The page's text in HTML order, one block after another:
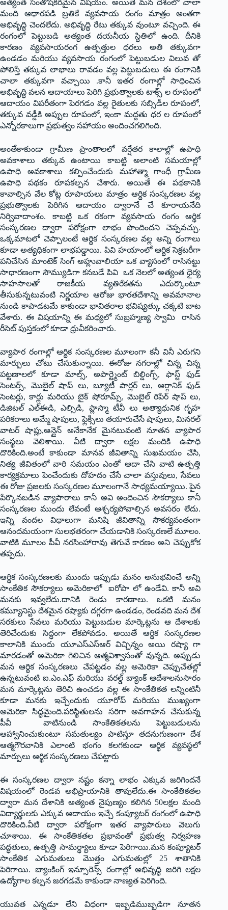
అత్యంత సంతోషకరమైన విషయం. అయితే మన దేశంలో చాలా
మంది ఆధార‌పడి బ్రతికే వ్యవసాయ రంగం మాత్రం అంతగా
అభివృద్ధి చెందలేదు. అభివృద్ధి రేటు తక్కువ వుంటూ వచ్చింది. ఈ
రంగంలో పెట్టుబడి అత్యంత దయనీయ స్థితిలో ఉంది. దీనికి
కారణం వ్యవసాయరంగ ఉత్పత్తుల ధరలు అతి తక్కువగా
ఉండడం మరియు వ్యవసాయ రంగంలో పెట్టుబడుల విలువ తో
పోలిస్తే తక్కువ లాభాలు రావడం వల్ల పెట్టుబడులు ఈ రంగానికి
చాలా తక్కువగా వచ్చాయి .కానీ ఇతర రంగాల్లో సాధించిన
అభివృద్ధి వలన ఆదాయాలు పెరిగి ప్రభుత్వాలకు టాక్స్ ల రూపంలో
ఆదాయం విపరీతంగా పెరగడం వల్ల రైతులకు సబ్సిడీల రూపంలో,
తక్కువ వడ్డీకి అప్పుల రూపంలో, ఇంకా మద్దతు ధర ల రూపంలో
ఎన్నోరకాలుగా ప్ర‌భుత్వం స‌హాయం అందించ‌గ‌లిగింది.
అంతేకాకుండా గ్రామీణ ప్రాంతాలలో వర్షేతర కాలాల్లో ఉపాధి
అవకాశాలు తక్కువ ఉంటాయి కాబట్టి అలాంటి సమయాల్లో
ఉపాధి అవకాశాలు కల్పించేందుకు మహాత్మా గాంధీ గ్రామీణ
ఉపాధి పథకం రూపకల్పన చేశారు. అయితే ఈ పథకానికి
కావాల్సిన వేల కోట్ల రూపాయలు మాత్రం ఆర్థిక సంస్కరణల వల్ల
ప్రభుత్వాలకు పెరిగిన ఆదాయం ద్వారానే చే కూరాయ‌నేది
నిర్వివాదాంశం. కాబట్టి ఒక రకంగా వ్యవసాయ రంగం ఆర్థిక
సంస్కరణల ద్వారా పరోక్షంగా లాభం పొందిందని చెప్పవచ్చు.
ఒక్కమాటలో చెప్పాలంటే ఆర్థిక సంస్కరణల వల్ల అన్ని రంగాలు
కూడా అత్యధికంగా లాభపడ్డాయి. పివి హయాంలో ఆర్థిక సెక్రటరీగా
పనిచేసిన మాంటెక్ సింగ్ అహ్లువాలియా ఒక వ్యాసంలో రాసినట్టు
సాధారణంగా సౌమ్యుడిగా కనబడే పివి ఒక నెలలో అత్యంత ధైర్య
సాహసాలతో రాజకీయ వ్యతిరేకతను ఎదుర్కొంటూ
తీసుకున్నటువంటి నిర్ణయాల ఆరోజు భారతదేశాన్ని అవమానాల
నుండి కాపాడటమే కాకుండా భావితరాల భవిష్యత్కు చక్కటి బాట
వేశారు. ఈ విషయాన్ని ఈ మధ్యలో సుబ్రహ్మణ్య స్వామి రాసిన
రీసెట్ పుస్తకంలో కూడా ధ్రువీకరించారు.
వ్యాపార రంగాల్లో ఆర్థిక సంస్కరణల మూలంగా కనీ వినీ ఎరుగని
మార్పులు చోటు చేసుకున్నాయి. ఈరోజు నగరాల్లో చిన్న చిన్న
పట్టణాలలో కూడా మాల్స్, అపార్ట్మెంట్ బిల్డింగ్స్, ఫాస్ట్ ఫుడ్
సెంటర్స్, మొబైల్ షాప్ లు, బ్యూటీ పార్లర్ లు, ఆర్గానిక్ ఫుడ్
సెంటర్లు, కార్లు మరియు బైక్ షోరూమ్స్, మొబైల్ రిపేర్ షాప్ లు,
డిజిటల్ ఎల్ఈడి, ఎల్సిడి, ప్లాస్మా టీవీ లు అత్యాధునిక గృహ
పరికరాలు అమ్మే షాపులు, ఫ్లెక్సీలు తయారుచేసే షాపులు, మినరల్
వాటర్ షాప్లు,ఆన్లైన్ అనేకానేక మైనటువంటి నూతన వ్యాపార
సంస్థలు వెలిశాయి. వీటి ద్వారా లక్షల మందికి ఉపాధి
దొరికింది.అంటే కాకుండా మానవ జీవితాన్ని సుఖమయం చేసి,
నిత్య జీవితంలో వారి సమయం ఎంతో ఆదా చేసి వాటి ఉత్పత్తి
కార్యక్రమాలు పెంచేందుకు దోహదం చేసే చాలా వస్తువులు, సేవలు
ఈ రోజు ప్రజలకు సంస్కరణల మూలంగానే సాధ్య‌మయ్యాయి. పైన
పేర్కొనబడిన వ్యాపారాలు కానీ అవి అందించిన సౌకర్యాలు కానీ
సంస్కరణల ముందు లేవంటే ఆశ్చర్యపోవాల్సిన అవసరం లేదు.
ఇన్ని వందల విధాలుగా మనిషి జీవితాన్ని సౌకర్యవంతంగా
ఆనందమయంగా సులభతరంగా చేయడానికి సంస్కరణలే మూలం.
వాటికి మూలం పీవీ నరసింహారావు తెగువే కారణం అని చెప్పుకోక
తప్పదు.
ఆర్థిక సంస్కరణలకు ముందు ఇప్పుడు మనం అనుభవించే అన్ని
సాంకేతిక సౌకర్యాలు అమెరికాలో ఐరోపా లో ఉండేవి. కానీ అవి
మనకు ఇవ్వలేదు.దానికి రెండు కారణాలు. ఒకటి మనం
కమ్యూనిస్టు దేశమైన రష్యాకు దగ్గరగా ఉండడం, రెండవది మన దేశ
సరకులు సేవలు మరియు పెట్టుబడుల మార్కెట్లను ఆ దేశాలకు
తెరిచేందుకు సిద్ధంగా లేకపోవడం. అయితే ఆర్థిక సంస్కరణల
కాలానికి ముందు యూఎస్ఎస్ఆర్ విచ్ఛిన్నం అయి రష్యా గా
మారడంతో అమెరికా గెలిచిన‌ ఆత్మవిశ్వాసంతో వున్న‌ది. అప్పుడు
మన ఆర్థిక సంస్కరణలు చేపట్టడం వల్ల అమెరికా చెప్పుచేతల్లో
ఉన్నటువంటి ఐ.ఎం.ఎఫ్ మరియు వరల్డ్ బ్యాంక్ ఆదేశాలనుసారం
మన మార్కెట్లను తెరిచి ఉంచడం వల్ల ఈ సాంకేతికత లన్నింటినీ
కూడా మనకు ఇచ్చేందుకు యూరోప్ మరియు ముఖ్యంగా
అమెరికా సిద్ధమైంది.పరిస్థితులను సరిగా అవగాహన చేసుకున్న
పీవీ వాటినుండి సాంకేతికతలను పెట్టుబడులను
ఆహ్వానించుకుంటూ సమతుల్యం పాటిస్తూ తదనుగుణంగా దేశ
ఆత్మగౌరవానికి ఎలాంటి భంగం కలగకుండా ఆర్థిక వ్యవస్థలో
మార్పులు ఆర్థిక సంస్కరణలు చేపట్టారు
ఈ సంస్కరణల ద్వారా నష్టం కన్నా లాభం ఎక్కువ జరిగిందనే
విషయంలో రెండవ అభిప్రాయానికి తావులేదు.ఈ సాంకేతికతల
ద్వారా మన దేశానికి అత్యంత నైపుణ్యం కలిగిన 50లక్షల మంది
విద్యార్థులకు ఎక్కువ ఆదాయం ఇచ్చే కంప్యూటర్ రంగంలో ఉపాధి
దొరికింది.వీటి ద్వారా పరోక్షంగా ఇతర వ్యాపారులు వెలుగు
చూశాయి. ఈ సాంకేతికతల ప్రభావంతో ప్రభుత్వ నిర్వహణ
పద్ధతులు, ఉత్పత్తి సామర్థ్యాలు కూడా పెరిగాయి.మన కంప్యూటర్
సాంకేతిక ఎగుమతులు మొత్తం ఎగుమతుల్లో 25 శాతానికి
పెరిగాయి. బ్యాంకింగ్ ఇన్సూరెన్స్ రంగాల్లో అభివృద్ధి జరిగి లక్షల
ఉద్యోగాల కల్పన జరగడమే కాకుండా నాణ్యత పెరిగింది.
యువత ఎన్నడూ లేని విధంగా ఇబ్బడిముబ్బడిగా నూతన